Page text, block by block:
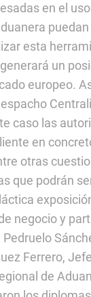
en el
esta
un
europeo.
caso las
en
otras
que podrán
negocio y
Pedruelo
Ferrero,
de